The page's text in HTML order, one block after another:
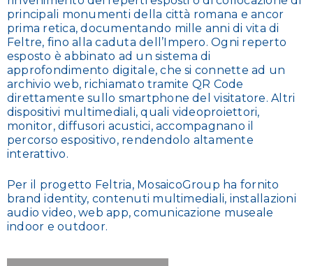
principali monumenti della città romana e ancor
prima retica, documentando mille anni di vita di
Feltre, fino alla caduta dell’Impero. Ogni reperto
esposto è abbinato ad un sistema di
approfondimento digitale, che si connette ad un
archivio web, richiamato tramite QR Code
direttamente sullo smartphone del visitatore. Altri
dispositivi multimediali, quali videoproiettori,
monitor, diffusori acustici, accompagnano il
percorso espositivo, rendendolo altamente
interattivo.
Per il progetto Feltria, MosaicoGroup ha fornito
brand identity, contenuti multimediali, installazioni
audio video, web app, comunicazione museale
indoor e outdoor.